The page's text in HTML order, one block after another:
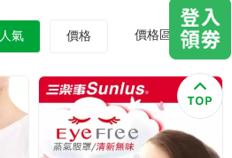
人氣 價格 價格區間